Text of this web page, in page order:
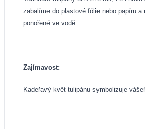
zabalíme do plastové fólie nebo papíru a
ponořené ve vodě.
Zajímavost:
Kadeřavý květ tulipánu symbolizuje